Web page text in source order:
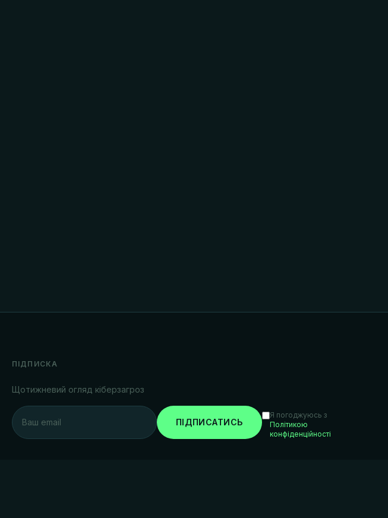
ПІДПИСКА
Щотижневий огляд кіберзагроз
ПІДПИСАТИСЬ
Я погоджуюсь з
Політикою
конфіденційності